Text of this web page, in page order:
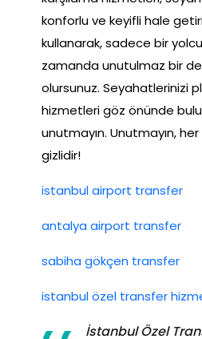
konforlu ve keyifli hale
kullanarak, sadece bir
zamanda unutulmaz bir
olursunuz. Seyahatlerinizi
hizmetleri göz önünde
unutmayın. Unutmayın,
gizlidir!
istanbul airport transfer
antalya airport transfer
sabiha gökçen transfer
istanbul özel transfer
İstanbul Özel